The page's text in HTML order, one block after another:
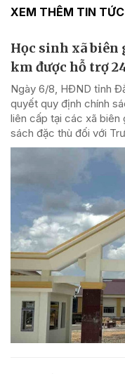
XEM THÊM TIN
Học sinh xã biên
km được hỗ trợ
Ngày 6/8, HĐND tỉnh
quyết quy định chính
liên cấp tại các xã biên
sách đặc thù đối với